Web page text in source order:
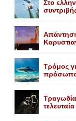
Στο
Τρόμος
πρόσωπο